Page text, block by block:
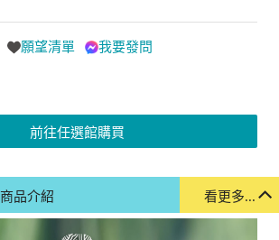
願望清單 我要發問
前往任選館購買
看更多...
商品介紹